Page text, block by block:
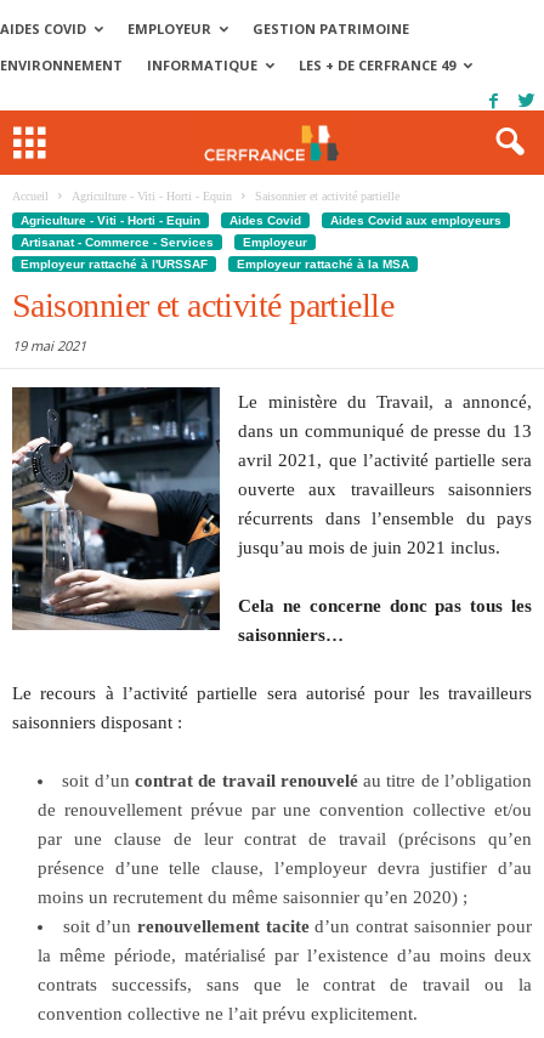
AIDES COVID EMPLOYEUR
GESTION PATRIMOINE
ENVIRONNEMENT
INFORMATIQUE LES + DE CERFRANCE 49
Accueil Agriculture - Viti - Horti - Equin
Saisonnier et activité partielle
Agriculture - Viti - Horti - Equin
Aides Covid
Aides Covid aux employeurs
Artisanat - Commerce - Services
Employeur
Employeur rattaché à l'URSSAF
Employeur rattaché à la MSA
Saisonnier et activité partielle
19 mai 2021
Le ministère du Travail, a annoncé,
dans un communiqué de presse du 13
avril 2021, que l’activité partielle sera
ouverte aux travailleurs saisonniers
récurrents dans l’ensemble du pays
jusqu’au mois de juin 2021 inclus.
Cela ne concerne donc pas tous les
saisonniers…
Le recours à l’activité partielle sera autorisé pour les travailleurs
saisonniers disposant :
soit d’un contrat de travail renouveléau titre de l’obligation
de renouvellement prévue par une convention collective et/ou
par une clause de leur contrat de travail (précisons qu’en
présence d’une telle clause, l’employeur devra justifier d’au
moins un recrutement du même saisonnier qu’en 2020) ;
soit d’un renouvellement tacited’un contrat saisonnier pour
la même période, matérialisé par l’existence d’au moins deux
contrats successifs, sans que le contrat de travail ou la
convention collective ne l’ait prévu explicitement.